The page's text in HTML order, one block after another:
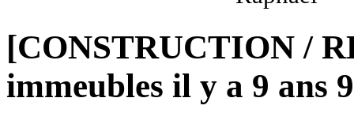
[CONSTRUCTION /
immeubles il y a 9 ans